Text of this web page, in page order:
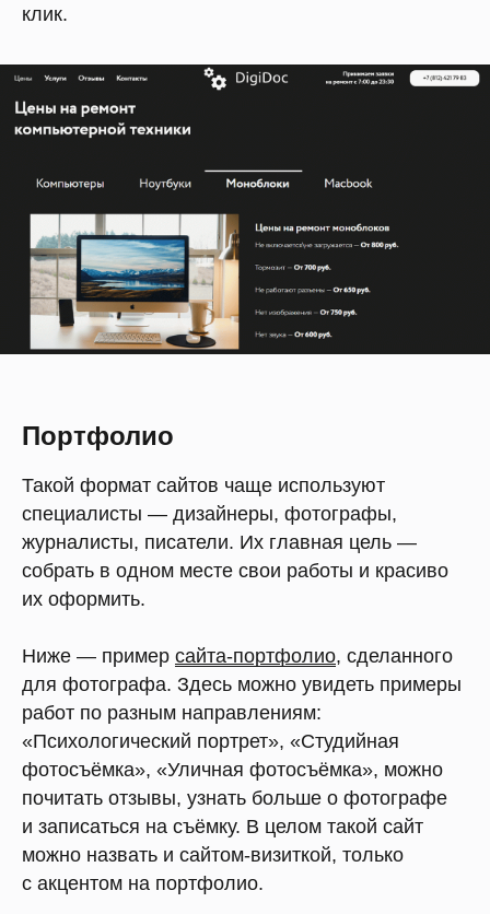
клик.
Портфолио
Такой формат сайтов чаще используют
специалисты — дизайнеры, фотографы,
журналисты, писатели. Их главная цель —
собрать в одном месте свои работы и красиво
их оформить.
Ниже — пример сайта-портфолио, сделанного
для фотографа. Здесь можно увидеть примеры
работ по разным направлениям:
«Психологический портрет», «Студийная
фотосъёмка», «Уличная фотосъёмка», можно
почитать отзывы, узнать больше о фотографе
и записаться на съёмку. В целом такой сайт
можно назвать и сайтом-визиткой, только
с акцентом на портфолио.